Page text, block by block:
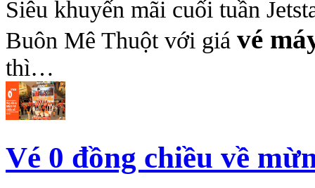
Siêu khuyến mãi cuối tuần
Buôn Mê Thuột với giá vé
thì…
Vé 0 đồng chiều về